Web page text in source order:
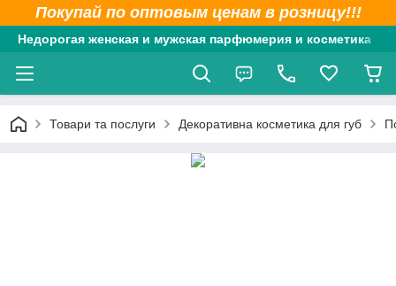
Покупай по оптовым ценам в розницу!!!
Недорогая женская и мужская парфюмерия и косметика
Товари та послуги Декоративна косметика для губ